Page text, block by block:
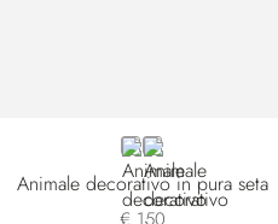
BLUE 20SE23-002
BLUE 20SE23-003
Animale decorativo in pura seta